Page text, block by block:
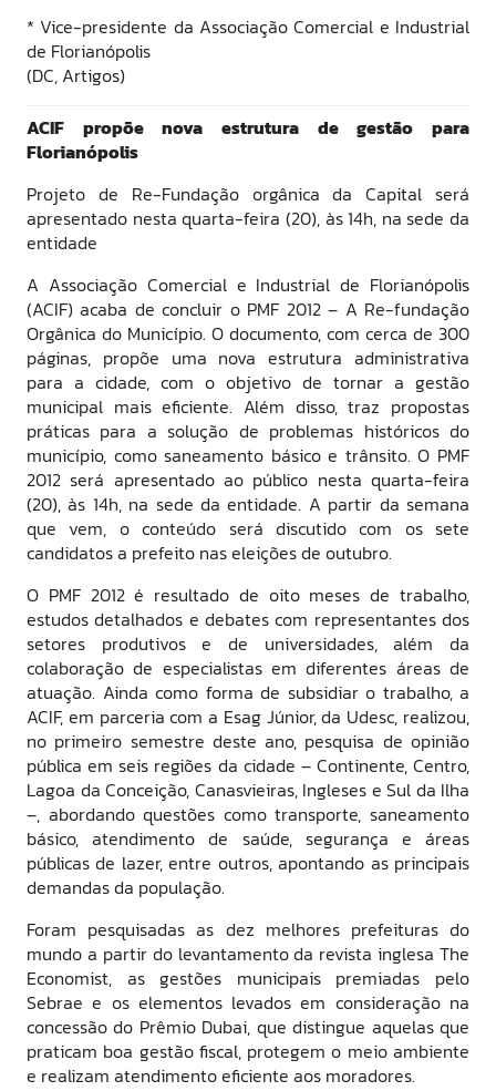
* Vice-presidente da Associação Comercial e Industrial
de Florianópolis
(DC, Artigos)
ACIF propõe nova estrutura de gestão para
Florianópolis
Projeto de Re-Fundação orgânica da Capital será
apresentado nesta quarta-feira (20), às 14h, na sede da
entidade
A Associação Comercial e Industrial de Florianópolis
(ACIF) acaba de concluir o PMF 2012 – A Re-fundação
Orgânica do Município. O documento, com cerca de 300
páginas, propõe uma nova estrutura administrativa
para a cidade, com o objetivo de tornar a gestão
municipal mais eficiente. Além disso, traz propostas
práticas para a solução de problemas históricos do
município, como saneamento básico e trânsito. O PMF
2012 será apresentado ao público nesta quarta-feira
(20), às 14h, na sede da entidade. A partir da semana
que vem, o conteúdo será discutido com os sete
candidatos a prefeito nas eleições de outubro.
O PMF 2012 é resultado de oito meses de trabalho,
estudos detalhados e debates com representantes dos
setores produtivos e de universidades, além da
colaboração de especialistas em diferentes áreas de
atuação. Ainda como forma de subsidiar o trabalho, a
ACIF, em parceria com a Esag Júnior, da Udesc, realizou,
no primeiro semestre deste ano, pesquisa de opinião
pública em seis regiões da cidade – Continente, Centro,
Lagoa da Conceição, Canasvieiras, Ingleses e Sul da Ilha
–, abordando questões como transporte, saneamento
básico, atendimento de saúde, segurança e áreas
públicas de lazer, entre outros, apontando as principais
demandas da população.
Foram pesquisadas as dez melhores prefeituras do
mundo a partir do levantamento da revista inglesa The
Economist, as gestões municipais premiadas pelo
Sebrae e os elementos levados em consideração na
concessão do Prêmio Dubai, que distingue aquelas que
praticam boa gestão fiscal, protegem o meio ambiente
e realizam atendimento eficiente aos moradores.